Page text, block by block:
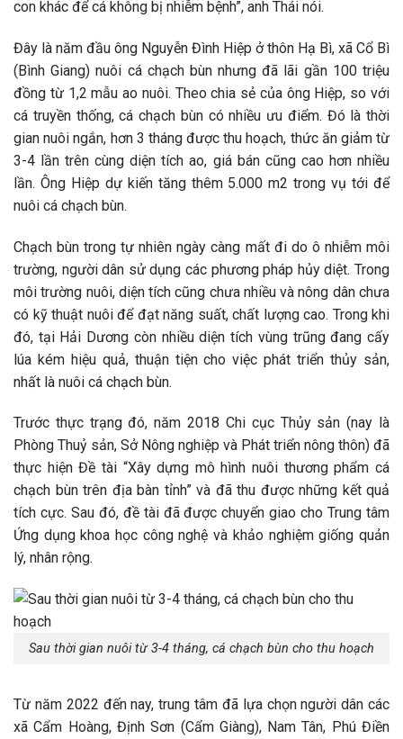
con khác để cá không bị nhiễm bệnh”, anh Thái nói.
Đây là năm đầu ông Nguyễn Đình Hiệp ở thôn Hạ Bì, xã Cổ Bì
(Bình Giang) nuôi cá chạch bùn nhưng đã lãi gần 100 triệu
đồng từ 1,2 mẫu ao nuôi. Theo chia sẻ của ông Hiệp, so với
cá truyền thống, cá chạch bùn có nhiều ưu điểm. Đó là thời
gian nuôi ngắn, hơn 3 tháng được thu hoạch, thức ăn giảm từ
3-4 lần trên cùng diện tích ao, giá bán cũng cao hơn nhiều
lần. Ông Hiệp dự kiến tăng thêm 5.000 m2 trong vụ tới để
nuôi cá chạch bùn.
Chạch bùn trong tự nhiên ngày càng mất đi do ô nhiễm môi
trường, người dân sử dụng các phương pháp hủy diệt. Trong
môi trường nuôi, diện tích cũng chưa nhiều và nông dân chưa
có kỹ thuật nuôi để đạt năng suất, chất lượng cao. Trong khi
đó, tại Hải Dương còn nhiều diện tích vùng trũng đang cấy
lúa kém hiệu quả, thuận tiện cho việc phát triển thủy sản,
nhất là nuôi cá chạch bùn.
Trước thực trạng đó, năm 2018 Chi cục Thủy sản (nay là
Phòng Thuỷ sản, Sở Nông nghiệp và Phát triển nông thôn) đã
thực hiện Đề tài “Xây dựng mô hình nuôi thương phẩm cá
chạch bùn trên địa bàn tỉnh” và đã thu được những kết quả
tích cực. Sau đó, đề tài đã được chuyển giao cho Trung tâm
Ứng dụng khoa học công nghệ và khảo nghiệm giống quản
lý, nhân rộng.
Sau thời gian nuôi từ 3-4 tháng, cá chạch bùn cho thu hoạch
Từ năm 2022 đến nay, trung tâm đã lựa chọn người dân các
xã Cẩm Hoàng, Định Sơn (Cẩm Giàng), Nam Tân, Phú Điền